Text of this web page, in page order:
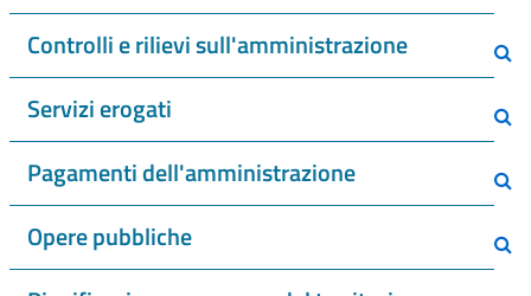
Controlli e rilievi sull'amministrazione
Servizi erogati
Pagamenti dell'amministrazione
Opere pubbliche